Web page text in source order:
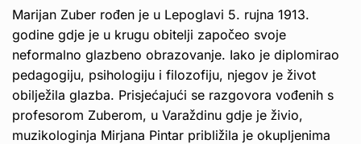
Marijan Zuber rođen je u Lepoglavi 5. rujna 1913.
godine gdje je u krugu obitelji započeo svoje
neformalno glazbeno obrazovanje. Iako je diplomirao
pedagogiju, psihologiju i filozofiju, njegov je život
obilježila glazba. Prisjećajući se razgovora vođenih s
profesorom Zuberom, u Varaždinu gdje je živio,
muzikologinja Mirjana Pintar približila je okupljenima